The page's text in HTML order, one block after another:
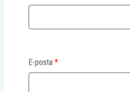
E-posta *